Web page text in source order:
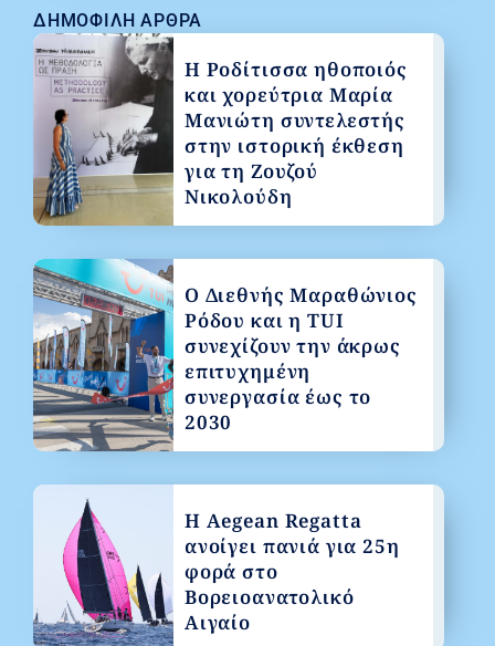
ΔΗΜΟΦΙΛΉ ΆΡΘΡΑ
Η Ροδίτισσα ηθοποιός
και χορεύτρια Μαρία
Μανιώτη συντελεστής
στην ιστορική έκθεση
για τη Ζουζού
Νικολούδη
Ο Διεθνής Μαραθώνιος
Ρόδου και η TUI
συνεχίζουν την άκρως
επιτυχημένη
συνεργασία έως το
2030
Η Aegean Regatta
ανοίγει πανιά για 25η
φορά στο
Βορειοανατολικό
Αιγαίο